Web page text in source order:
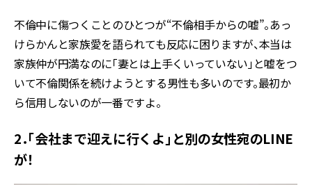
不倫中に傷つくことのひとつが“不倫相手からの嘘”。あっ
けらかんと家族愛を語られても反応に困りますが、本当は
家族仲が円満なのに「妻とは上手くいっていない」と嘘をつ
いて不倫関係を続けようとする男性も多いのです。最初か
ら信用しないのが一番ですよ。
2．「会社まで迎えに行くよ」と別の女性宛のLINE
が！